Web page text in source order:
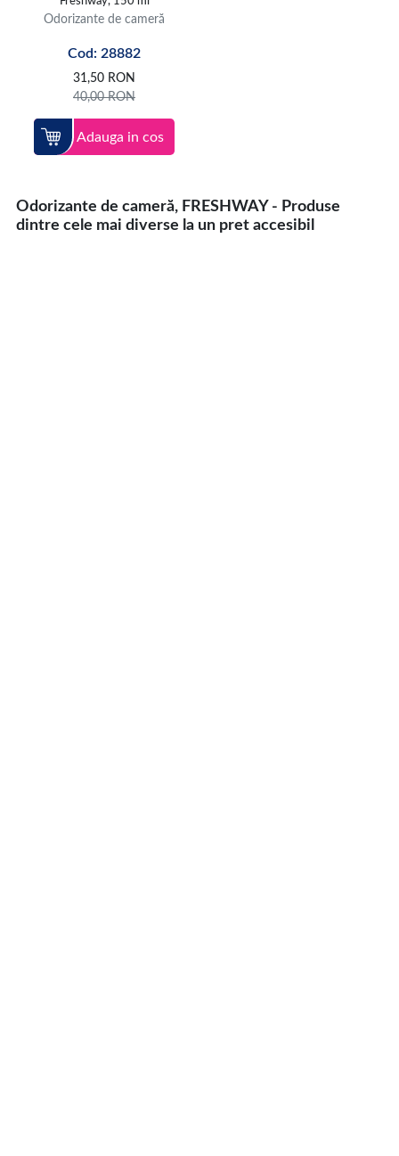
Odorizante de cameră
Cod: 28882
31,50 RON
40,00RON
Adauga in cos
Odorizante de cameră, FRESHWAY - Produse
dintre cele mai diverse la un pret accesibil